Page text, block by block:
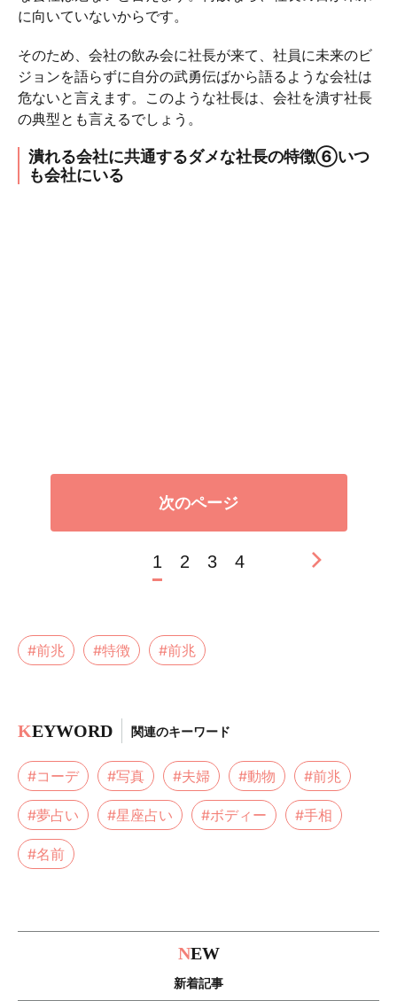
に向いていないからです。
そのため、会社の飲み会に社長が来て、社員に未来のビ
ジョンを語らずに自分の武勇伝ばから語るような会社は
危ないと言えます。このような社長は、会社を潰す社長
の典型とも言えるでしょう。
潰れる会社に共通するダメな社長の特徴⑥いつ
も会社にいる
次のページ
1 2 3 4
#前兆 #特徴 #前兆
KEYWORD 関連のキーワード
#コーデ #写真 #夫婦 #動物 #前兆
#夢占い #星座占い #ボディー #手相
#名前
NEW
新着記事